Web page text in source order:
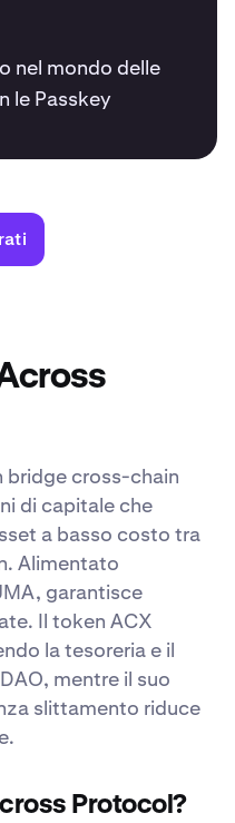
nel mondo delle
le Passkey
bridge cross-chain
di capitale che
a basso costo tra
Alimentato
garantisce
Il token ACX
la tesoreria e il
mentre il suo
slittamento riduce
Protocol?